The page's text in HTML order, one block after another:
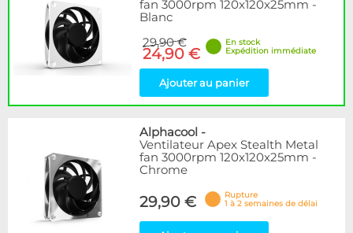
fan 3000rpm 120x120x25mm -
Blanc
29,90 €
24,90 €
En stock
Expédition immédiate
Ajouter au panier
Alphacool -
Ventilateur Apex Stealth Metal
fan 3000rpm 120x120x25mm -
Chrome
29,90 €
Rupture
1 à 2 semaines de délai